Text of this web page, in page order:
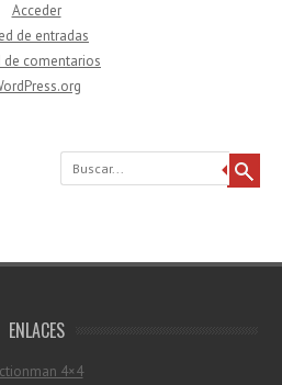
Acceder
de entradas
de comentarios
Buscar
ENLACES
4×4